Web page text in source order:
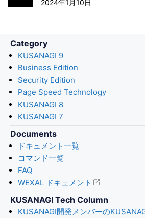
2024年1月10日
Category
KUSANAGI 9
Business Edition
Security Edition
Page Speed Technology
KUSANAGI 8
KUSANAGI 7
Documents
ドキュメント一覧
コマンド一覧
FAQ
WEXAL ドキュメント
KUSANAGI Tech Column
KUSANAGI開発メンバーの